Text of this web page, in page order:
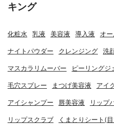
キング
化粧水 乳液 美容液 導入液 オ
ナイトパウダー クレンジング 洗
マスカラリムーバー ピーリングジ
毛穴スプレー まつげ美容液 アイ
アイシャンプー 唇美容液 リップ
リップスクラブ くまとりシート(